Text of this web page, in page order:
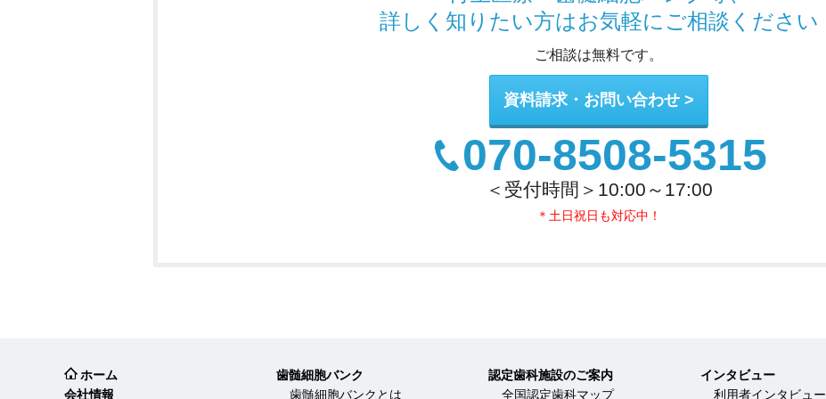
詳しく知りたい方はお気軽にご相談ください
ご相談は無料です。
資料請求・お問い合わせ
070-8508-5315
＜受付時間＞10:00～17:00
＊土日祝日も対応中！
ホーム
会社情報
歯髄細胞バンク
歯髄細胞バンクとは
認定歯科施設のご案内
全国認定歯科マップ
インタビュー
利用者インタビュー